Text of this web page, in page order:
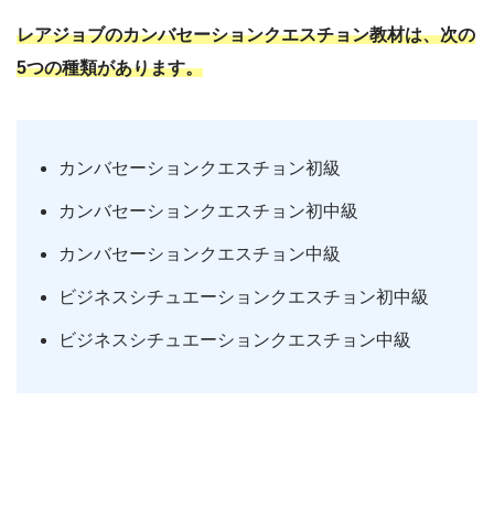
レアジョブのカンバセーションクエスチョン教材は、次の
5つの種類があります。
カンバセーションクエスチョン初級
カンバセーションクエスチョン初中級
カンバセーションクエスチョン中級
ビジネスシチュエーションクエスチョン初中級
ビジネスシチュエーションクエスチョン中級